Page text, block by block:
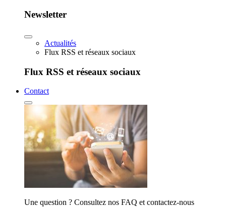
Newsletter
Actualités
Flux RSS et réseaux sociaux
Flux RSS et réseaux sociaux
Contact
Une question ? Consultez nos FAQ et contactez-nous